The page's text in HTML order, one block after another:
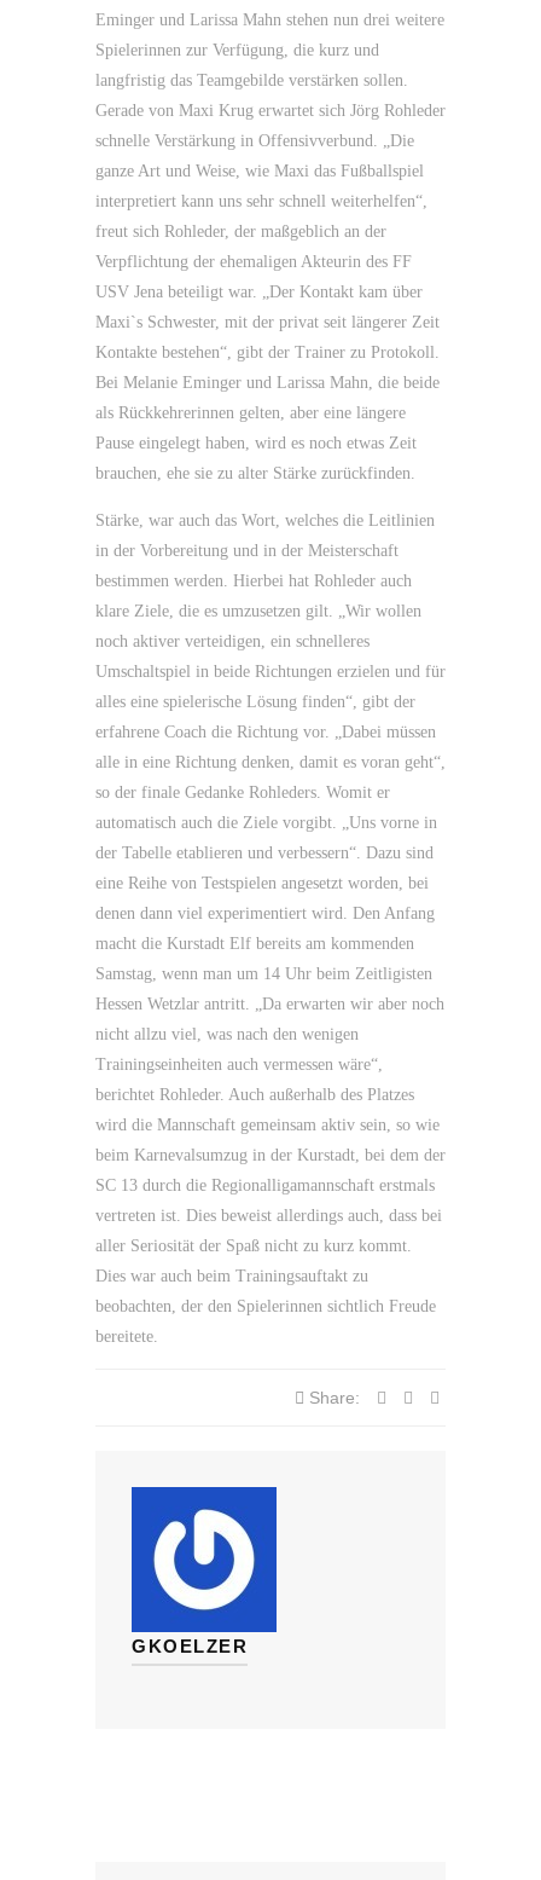
Eminger und Larissa Mahn stehen nun drei weitere
Spielerinnen zur Verfügung, die kurz und
langfristig das Teamgebilde verstärken sollen.
Gerade von Maxi Krug erwartet sich Jörg Rohleder
schnelle Verstärkung in Offensivverbund. „Die
ganze Art und Weise, wie Maxi das Fußballspiel
interpretiert kann uns sehr schnell weiterhelfen“,
freut sich Rohleder, der maßgeblich an der
Verpflichtung der ehemaligen Akteurin des FF
USV Jena beteiligt war. „Der Kontakt kam über
Maxi`s Schwester, mit der privat seit längerer Zeit
Kontakte bestehen“, gibt der Trainer zu Protokoll.
Bei Melanie Eminger und Larissa Mahn, die beide
als Rückkehrerinnen gelten, aber eine längere
Pause eingelegt haben, wird es noch etwas Zeit
brauchen, ehe sie zu alter Stärke zurückfinden.
Stärke, war auch das Wort, welches die Leitlinien
in der Vorbereitung und in der Meisterschaft
bestimmen werden. Hierbei hat Rohleder auch
klare Ziele, die es umzusetzen gilt. „Wir wollen
noch aktiver verteidigen, ein schnelleres
Umschaltspiel in beide Richtungen erzielen und für
alles eine spielerische Lösung finden“, gibt der
erfahrene Coach die Richtung vor. „Dabei müssen
alle in eine Richtung denken, damit es voran geht“,
so der finale Gedanke Rohleders. Womit er
automatisch auch die Ziele vorgibt. „Uns vorne in
der Tabelle etablieren und verbessern“. Dazu sind
eine Reihe von Testspielen angesetzt worden, bei
denen dann viel experimentiert wird. Den Anfang
macht die Kurstadt Elf bereits am kommenden
Samstag, wenn man um 14 Uhr beim Zeitligisten
Hessen Wetzlar antritt. „Da erwarten wir aber noch
nicht allzu viel, was nach den wenigen
Trainingseinheiten auch vermessen wäre“,
berichtet Rohleder. Auch außerhalb des Platzes
wird die Mannschaft gemeinsam aktiv sein, so wie
beim Karnevalsumzug in der Kurstadt, bei dem der
SC 13 durch die Regionalligamannschaft erstmals
vertreten ist. Dies beweist allerdings auch, dass bei
aller Seriosität der Spaß nicht zu kurz kommt.
Dies war auch beim Trainingsauftakt zu
beobachten, der den Spielerinnen sichtlich Freude
bereitete.
Share:
GKOELZER